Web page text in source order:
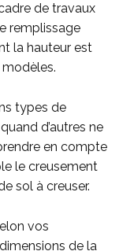
de travaux
remplissage
la hauteur est
types de
d’autres ne
en compte
le creusement
sol à creuser.
vos
de la